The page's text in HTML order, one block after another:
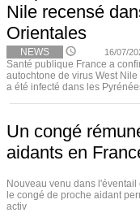
Nile recensé
Orientales
NEWS 16/07/
Santé publique France a
autochtone de virus West
a été infecté dans les
Un congé
aidants en
Nouveau venu dans
le congé de proche aidant
activ